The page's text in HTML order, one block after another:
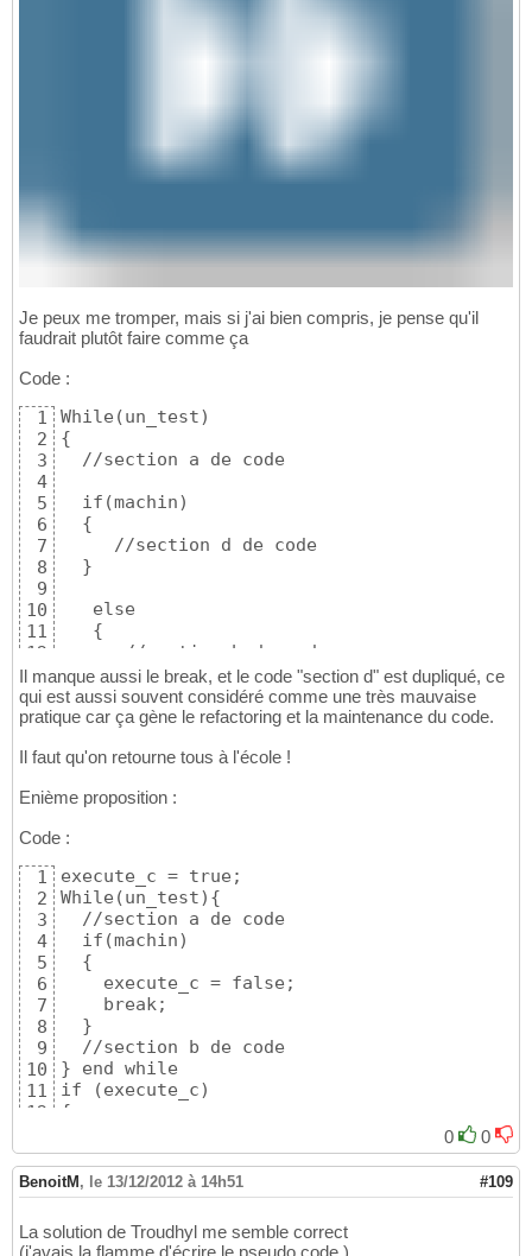
Je peux me tromper, mais si j'ai bien compris, je pense qu'il
faudrait plutôt faire comme ça
Code :
1
2
3
4
5
6
7
8
9
10
11
12
13
14
15
17
19
21
While(un_test)
{
  //section a de code
  if(machin)
  {
     //section d de code
  }
   else
   {
      //section b de code
   }
} end while
{
    //section d de code
Il manque aussi le break, et le code "section d" est dupliqué, ce
qui est aussi souvent considéré comme une très mauvaise
pratique car ça gène le refactoring et la maintenance du code.
Il faut qu'on retourne tous à l'école !
Enième proposition :
Code :
1
2
3
4
5
6
7
8
9
10
11
12
14
15
16
execute_c = true;
While(un_test){
  //section a de code
  if(machin)
  {
    execute_c = false;
    break;
  }
  //section b de code
} end while
if (execute_c)
{
}
//section d de code
0 0
BenoitM , le 13/12/2012 à 14h51 #109
La solution de Troudhyl me semble correct
(j'avais la flamme d'écrire le pseudo code )